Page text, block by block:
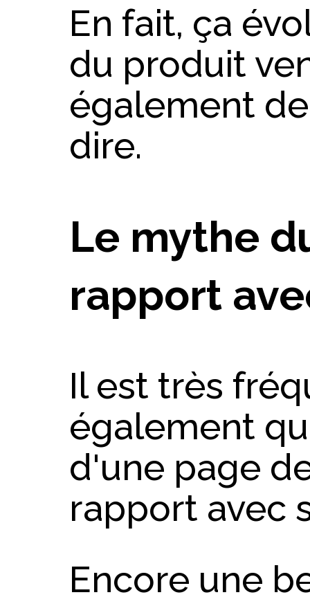
En fait, ça
du produit
également
dire.
Le mythe
rapport
Il est très
également
d'une page
rapport avec
Encore une